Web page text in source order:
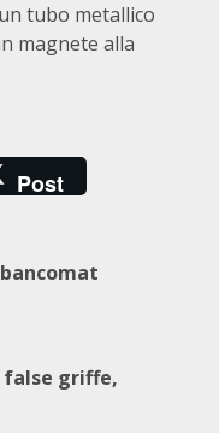
tubo metallico
magnete alla
Post
false griffe,